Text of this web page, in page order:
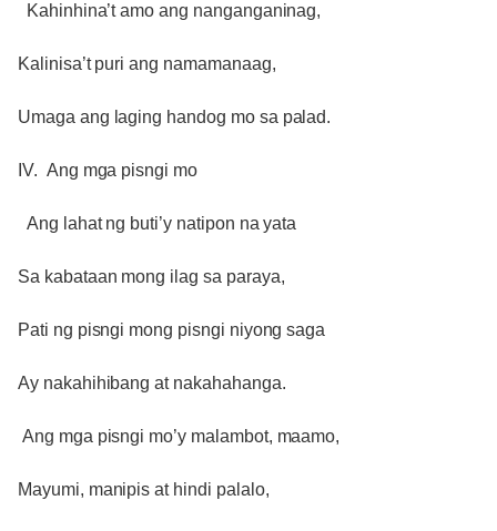
Kahinhina’t amo ang nanganganinag,
Kalinisa’t puri ang namamanaag,
Umaga ang laging handog mo sa palad.
IV. Ang mga pisngi mo
Ang lahat ng buti’y natipon na yata
Sa kabataan mong ilag sa paraya,
Pati ng pisngi mong pisngi niyong saga
Ay nakahihibang at nakahahanga.
Ang mga pisngi mo’y malambot, maamo,
Mayumi, manipis at hindi palalo,